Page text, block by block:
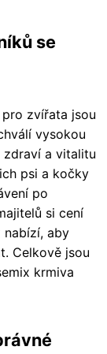
se
zvířata jsou
vysokou
a vitalitu
psi a kočky
po
si cení
nabízí, aby
Celkově jsou
krmiva